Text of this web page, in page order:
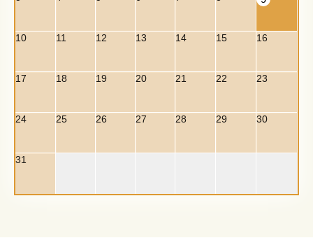
10 11 12 13 14 15 16
17 18 19 20 21 22 23
24 25 26 27 28 29 30
31